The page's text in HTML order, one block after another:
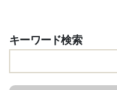
キーワード検索